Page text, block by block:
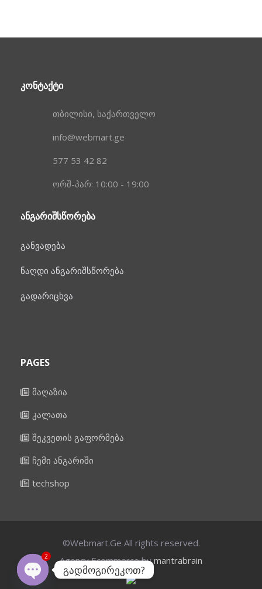
ᲙᲝᲜᲢᲐᲥᲢᲘ
თბილისი, საქართველო
info@webmart.ge
577 53 42 82
ორშ-პარ: 10:00 - 19:00
ᲐᲜᲒᲐᲠᲘᲨᲡᲬᲝᲠᲔᲑᲐ
განვადება
ნაღდი ანგარიშსწორება
გადარიცხვა
PAGES
მაღაზია
კალათა
შეკვეთის გაფორმება
ჩემი ანგარიში
techshop
©Webmart.Ge All rights reserved.
Agency Ecommerce bymantrabrain
გადმოგირეკოთ?
2